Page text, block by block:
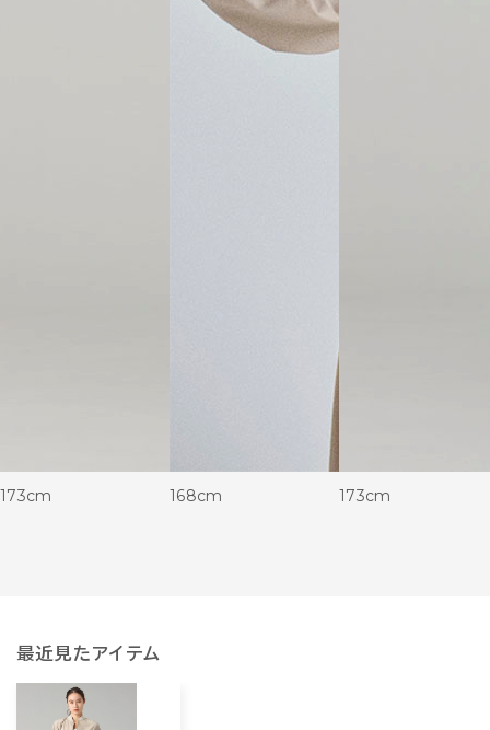
173cm 168cm 173cm
最近見たアイテム